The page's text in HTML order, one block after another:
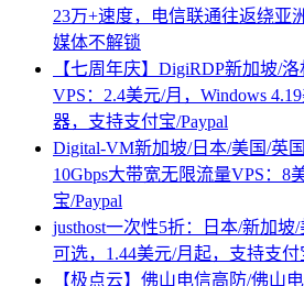
23万+速度，电信联通往返绕亚
媒体不解锁
【七周年庆】DigiRDP新加坡/
VPS：2.4美元/月，Windows
器，支持支付宝/Paypal
Digital-VM新加坡/日本/美国/英
10Gbps大带宽无限流量VPS：8
宝/Paypal
justhost一次性5折：日本/新加坡
可选，1.44美元/月起，支持支付
【极点云】佛山电信高防/佛山